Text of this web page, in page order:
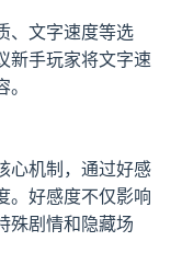
、文字速度等选
新手玩家将文字速
心机制，通过好感
。好感度不仅影响
殊剧情和隐藏场